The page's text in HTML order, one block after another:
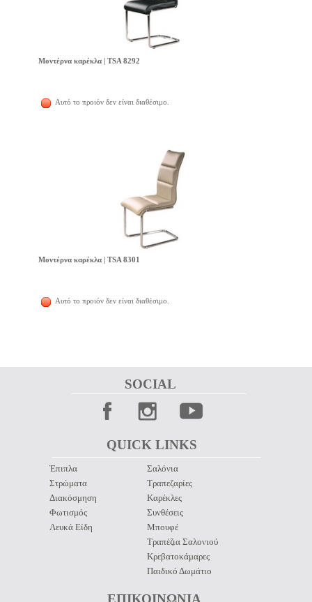
Μοντέρνα καρέκλα | TSA 8292
Αυτό το προιόν δεν είναι διαθέσιμο.
Μοντέρνα καρέκλα | TSA 8301
Αυτό το προιόν δεν είναι διαθέσιμο.
QUICK LINKS
ΕΠΙΚΟΙΝΩΝΙΑ
SOCIAL
Έπιπλα
Στρώματα
Διακόσμηση
Φωτισμός
Λευκά Είδη
Σαλόνια
Τραπεζαρίες
Καρέκλες
Συνθέσεις
Μπουφέ
Τραπέζια Σαλονιού
Κρεβατοκάμαρες
Παιδικό Δωμάτιο